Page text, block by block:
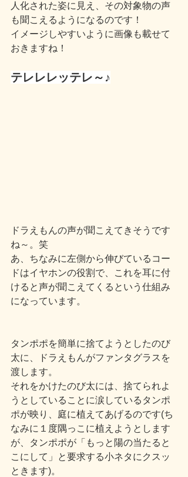
人化された姿に見え、その対象物の声
も聞こえるようになるのです！
イメージしやすいように画像も載せて
おきますね！
テレレレッテレ～♪
ドラえもんの声が聞こえてきそうです
ね～。笑
あ、ちなみに左側から伸びているコー
ドはイヤホンの役割で、これを耳に付
けると声が聞こえてくるという仕組み
になっています。
タンポポを簡単に捨てようとしたのび
太に、ドラえもんがファンタグラスを
渡します。
それをかけたのび太には、捨てられよ
うとしていることに涙しているタンポ
ポが映り、庭に植えてあげるのです(ち
なみに１度隅っこに植えようとします
が、タンポポが「もっと陽の当たると
こにして」と要求する小ネタにクスッ
ときます)。